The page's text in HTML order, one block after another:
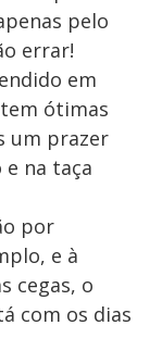
pelo
errar!
em
ótimas
um prazer
e na taça
por
e à
cegas, o
com os dias